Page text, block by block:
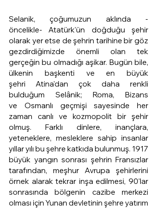
Selanik, çoğumuzun aklında -
öncelikle- Atatürk'ün doğduğu şehir
olarak yer etse de şehrin tarihine bir göz
gezdirdiğimizde önemli olan tek
gerçeğin bu olmadığı aşikar. Bugün bile,
ülkenin başkenti ve en büyük
şehri Atina'dan çok daha renkli
bulduğum Selânik; Roma, Bizans
ve Osmanlı geçmişi sayesinde her
zaman canlı ve kozmopolit bir şehir
olmuş. Farklı dinlere, inançlara,
yeteneklere, mesleklere sahip insanlar
yıllar yılı bu şehre katkıda bulunmuş. 1917
büyük yangın sonrası şehrin Fransızlar
tarafından, meşhur Avrupa şehirlerini
örnek alarak tekrar inşa edilmesi, 90'lar
sonrasında bölgenin cazibe merkezi
olması için Yunan devletinin şehre yatırım